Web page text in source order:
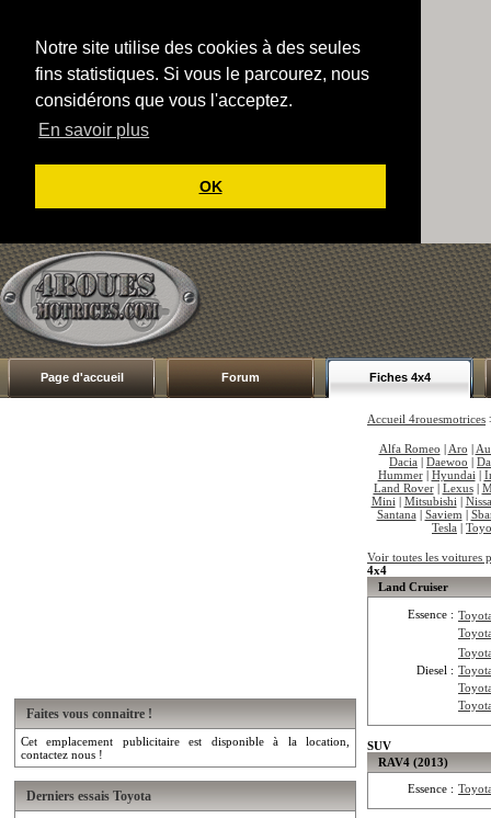
Notre site utilise des cookies à des seules
fins statistiques. Si vous le parcourez, nous
considérons que vous l'acceptez.
En savoir plus
OK
Page d'accueil Forum Fiches 4x4
Faites vous connaitre !
Cet emplacement publicitaire est disponible à la location,
contactez nous !
Derniers essais Toyota
Accueil 4rouesmotrices
Alfa Romeo | Aro |
Dacia | Daewoo |
Hummer| Hyundai |
Land Rover| Lexus|
Mini | Mitsubishi |
Santana | Saviem |
Tesla |
Voir toutes les voitures
4x4
Land Cruiser
Essence :
Diesel :
SUV
RAV4 (2013)
Essence :